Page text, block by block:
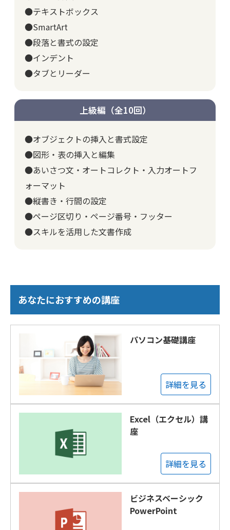
●テキストボックス
●SmartArt
●段落と書式の設定
●インデント
●タブとリーダー
上級編（全10回）
●オブジェクトの挿入と書式設定
●図形・表の挿入と編集
●あいさつ文・オートコレクト・入力オートフ
ォーマット
●縦書き・行間の設定
●ページ区切り・ページ番号・フッター
●スキルを活用した文書作成
あなたにおすすめの講座
パソコン基礎講座
詳細を見る
Excel（エクセル）講
座
詳細を見る
ビジネスベーシック
PowerPoint